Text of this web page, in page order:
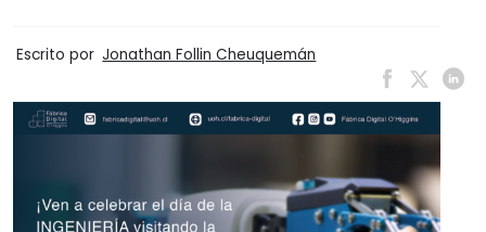
Escrito por Jonathan Follin Cheuquemán